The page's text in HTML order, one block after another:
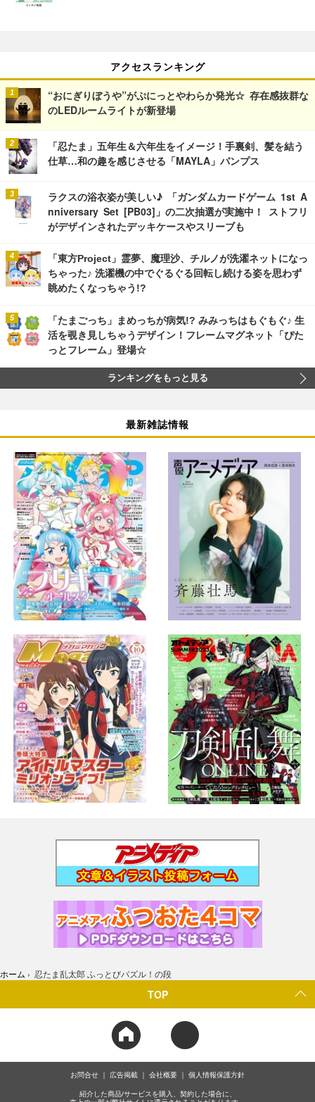
アクセスランキング
“おにぎりぼうや”がぷにっとやわらか発光☆ 存在感抜群な
のLEDルームライトが新登場
「忍たま」五年生＆六年生をイメージ！手裏剣、髪を結う
仕草…和の趣を感じさせる「MAYLA」パンプス
ラクスの浴衣姿が美しい♪ 「ガンダムカードゲーム 1st A
nniversary Set [PB03]」の二次抽選が実施中！ ストフリ
がデザインされたデッキケースやスリーブも
「東方Project」霊夢、魔理沙、チルノが洗濯ネットになっ
ちゃった♪ 洗濯機の中でぐるぐる回転し続ける姿を思わず
眺めたくなっちゃう!?
「たまごっち」まめっちが病気!? みみっちはもぐもぐ♪ 生
活を覗き見しちゃうデザイン！フレームマグネット「ぴた
っとフレーム」登場☆
ランキングをもっと見る
最新雑誌情報
ホーム › 忍たま乱太郎 ふっとびパズル！の段
TOP
お問合せ 広告掲載 会社概要 個人情報保護方針
紹介した商品/サービスを購入、契約した場合に、